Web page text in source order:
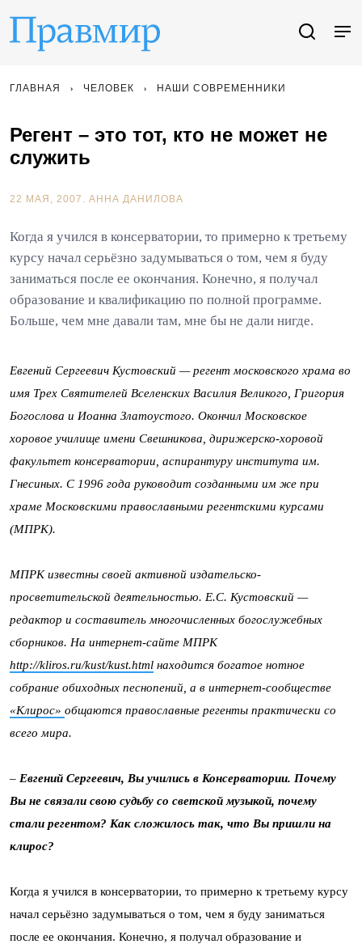
ГЛАВНАЯ ЧЕЛОВЕК НАШИ СОВРЕМЕННИКИ
Регент – это тот, кто не может не
служить
22 МАЯ, 2007. АННА ДАНИЛОВА
Когда я учился в консерватории, то примерно к третьему
курсу начал серьёзно задумываться о том, чем я буду
заниматься после ее окончания. Конечно, я получал
образование и квалификацию по полной программе.
Больше, чем мне давали там, мне бы не дали нигде.
Евгений Сергеевич Кустовский — регент московского храма во
имя Трех Святителей Вселенских Василия Великого, Григория
Богослова и Иоанна Златоустого. Окончил Московское
хоровое училище имени Свешникова, дирижерско-хоровой
факультет консерватории, аспирантуру института им.
Гнесиных. С 1996 года руководит созданными им же при
храме Московскими православными регентскими курсами
(МПРК).
МПРК известны своей активной издательско-
просветительской деятельностью. Е.С. Кустовский —
редактор и составитель многочисленных богослужебных
сборников. На интернет-сайте МПРК
http://kliros.ru/kust/kust.html находится богатое нотное
собрание обиходных песнопений, а в интернет-сообществе
«Клирос» общаются православные регенты практически со
всего мира.
– Евгений Сергеевич, Вы учились в Консерватории. Почему
Вы не связали свою судьбу со светской музыкой, почему
стали регентом? Как сложилось так, что Вы пришли на
клирос?
Когда я учился в консерватории, то примерно к третьему курсу
начал серьёзно задумываться о том, чем я буду заниматься
после ее окончания. Конечно, я получал образование и